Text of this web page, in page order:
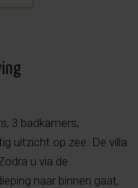
3 badkamers,
uitzicht op zee. De villa
u via de
naar binnen gaat,